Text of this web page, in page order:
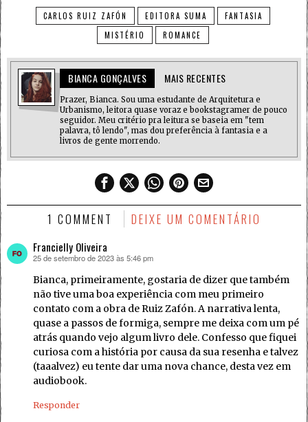
CARLOS RUIZ ZAFÓN EDITORA SUMA
FANTASIA
MISTÉRIO
ROMANCE
BIANCA GONÇALVES MAIS RECENTES
Prazer, Bianca. Sou uma estudante de Arquitetura e
Urbanismo, leitora quase voraz e bookstagramer de pouco
seguidor. Meu critério pra leitura se baseia em "tem
palavra, tô lendo", mas dou preferência à fantasia e a
livros de gente morrendo.
1 COMMENT DEIXE UM COMENTÁRIO
Francielly Oliveira
disse:
25 de setembro de 2023 às 5:46 pm
Bianca, primeiramente, gostaria de dizer que também
não tive uma boa experiência com meu primeiro
contato com a obra de Ruiz Zafón. A narrativa lenta,
quase a passos de formiga, sempre me deixa com um pé
atrás quando vejo algum livro dele. Confesso que fiquei
curiosa com a história por causa da sua resenha e talvez
(taaalvez) eu tente dar uma nova chance, desta vez em
audiobook.
Responder